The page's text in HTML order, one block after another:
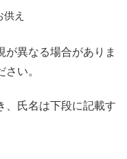
供え
が異なる場合がありま
い。
、氏名は下段に記載す